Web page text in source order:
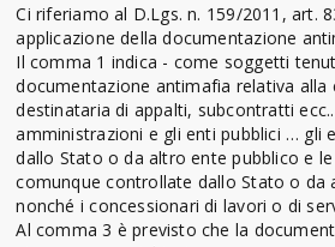
Ci riferiamo al D.Lgs. n. 159/2011, art.
applicazione della documentazione
Il comma 1 indica - come soggetti
documentazione antimafia relativa alla
destinataria di appalti, subcontratti
amministrazioni e gli enti pubblici … gli
dallo Stato o da altro ente pubblico e
comunque controllate dallo Stato o da
nonché i concessionari di lavori o di
Al comma 3 è previsto che la